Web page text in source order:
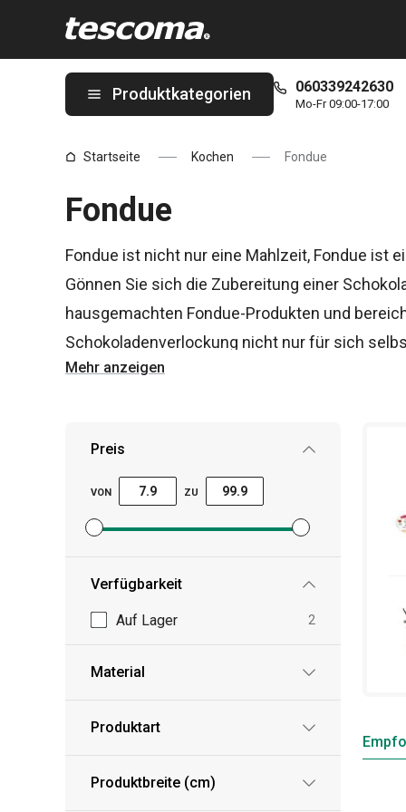
Produktkategorien 060339242630
Mo-Fr 09:00-17:00
Startseite Kochen Fondue
Fondue
Fondue ist nicht nur eine Mahlzeit, Fondue ist
Gönnen Sie sich die Zubereitung einer
hausgemachten Fondue-Produkten und
Schokoladenverlockung nicht nur für sich
Ihre Kinder.
Mehr anzeigen
Preis
VON ZU
Mindestpreisfilter festlegen
Höchstpreisfilter festlegen
Verfügbarkeit
Auf Lager 2
Material
Produktart
Produktbreite (cm)